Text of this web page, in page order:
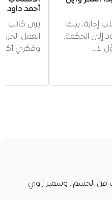
إجابة، بينما
إلى الحكمة.
لا…
أحمد داود
يرى كاتب
العمل
وفكري أكثر
من الحسم.. وسمير زاوي